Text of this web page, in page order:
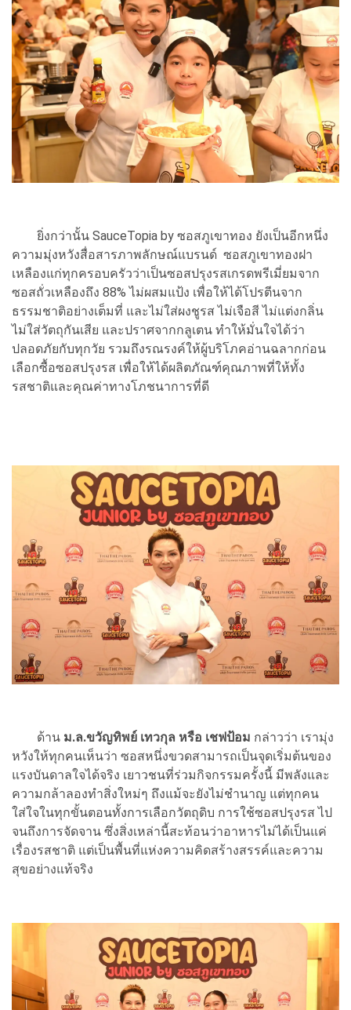
ยิ่งกว่านั้น SauceTopia by ซอสภูเขาทอง ยังเป็นอีกหนึ่ง
ความมุ่งหวังสื่อสารภาพลักษณ์แบรนด์ ซอสภูเขาทองฝา
เหลืองแก่ทุกครอบครัวว่าเป็นซอสปรุงรสเกรดพรีเมี่ยมจาก
ซอสถั่วเหลืองถึง 88% ไม่ผสมแป้ง เพื่อให้ได้โปรตีนจาก
ธรรมชาติอย่างเต็มที่ และไม่ใส่ผงชูรส ไม่เจือสี ไม่แต่งกลิ่น
ไม่ใส่วัตถุกันเสีย และปราศจากกลูเตน ทำให้มั่นใจได้ว่า
ปลอดภัยกับทุกวัย รวมถึงรณรงค์ให้ผู้บริโภคอ่านฉลากก่อน
เลือกซื้อซอสปรุงรส เพื่อให้ได้ผลิตภัณฑ์คุณภาพที่ให้ทั้ง
รสชาติและคุณค่าทางโภชนาการที่ดี
ด้าน ม.ล.ขวัญทิพย์ เทวกุล หรือ เชฟป้อม กล่าวว่า เรามุ่ง
หวังให้ทุกคนเห็นว่า ซอสหนึ่งขวดสามารถเป็นจุดเริ่มต้นของ
แรงบันดาลใจได้จริง เยาวชนที่ร่วมกิจกรรมครั้งนี้ มีพลังและ
ความกล้าลองทำสิ่งใหม่ๆ ถึงแม้จะยังไม่ชำนาญ แต่ทุกคน
ใส่ใจในทุกขั้นตอนทั้งการเลือกวัตถุดิบ การใช้ซอสปรุงรส ไป
จนถึงการจัดจาน ซึ่งสิ่งเหล่านี้สะท้อนว่าอาหารไม่ได้เป็นแค่
เรื่องรสชาติ แต่เป็นพื้นที่แห่งความคิดสร้างสรรค์และความ
สุขอย่างแท้จริง